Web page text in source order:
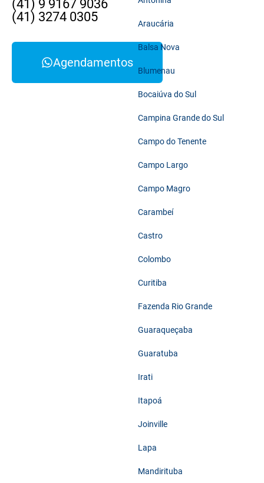
(41) 9 9167 9036
(41) 3274 0305
Agendamentos
Araucária
Balsa Nova
Blumenau
Bocaiúva do Sul
Campina Grande do Sul
Campo do Tenente
Campo Largo
Campo Magro
Carambeí
Castro
Colombo
Curitiba
Fazenda Rio Grande
Guaraqueçaba
Guaratuba
Irati
Itapoá
Joinville
Lapa
Mandirituba